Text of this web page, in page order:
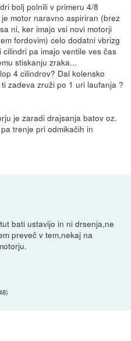
bolj polnili v primeru 4/8
motor naravno aspiriran (brez
ni, ker imajo vsi novi motorji
fordovim) celo dodatni vbrizg
pa imajo ventile ves čas
stiskanju zraka...
4 cilindrov? Dal kolensko
zadeva zruži po 1 uri laufanja ?
je zaradi drajsanja batov oz.
trenje pri odmikačih in
bati ustavijo in ni drsenja,ne
preveč v tem,nekaj na
)